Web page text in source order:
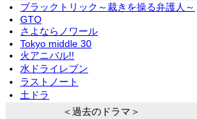
ブラックトリック～裁きを操る弁護人～
GTO
さよならノワール
Tokyo middle 30
火アニバル!!
水ドライレブン
ラストノート
土ドラ
＜過去のドラマ＞